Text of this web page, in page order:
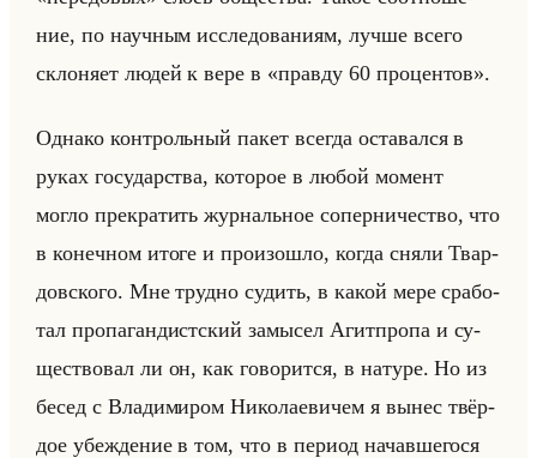
ние, по на­уч­ным ис­сле­до­ва­ни­ям, лучше всего
скло­ня­ет людей к вере в «правду 60 процентов».
Од­на­ко кон­трольный пакет все­гда оста­вал­ся в
руках го­су­дар­ства, ко­то­рое в любой мо­мент
могло пре­кра­тить жур­нальное со­пер­ни­че­ство, что
в ко­неч­ном итоге и про­изо­шло, когда сняли Твар­
дов­ско­го. Мне труд­но су­дить, в какой мере сра­бо­
тал про­па­ган­дист­ский за­мы­сел Агит­про­па и су­
ще­ство­вал ли он, как го­во­рит­ся, в на­ту­ре. Но из
бесед с Вла­ди­ми­ром Ни­ко­ла­еви­чем я вынес твёр­
дое убеж­де­ние в том, что в пе­ри­од на­чав­ше­го­ся